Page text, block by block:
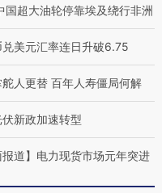
国超大油轮停靠埃及绕行非洲
美元汇率连日升破6.75
舵人更替 百年人寿僵局何解
新政加速转型
报道】电力现货市场元年突进